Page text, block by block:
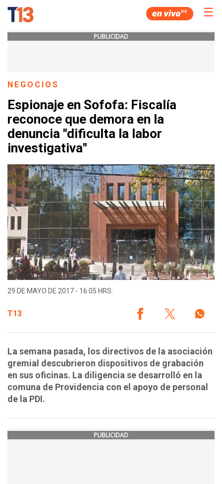
☰
PUBLICIDAD
NEGOCIOS
Espionaje en Sofofa: Fiscalía
reconoce que demora en la
denuncia "dificulta la labor
investigativa"
29 DE MAYO DE 2017 - 16:05 HRS.
T13
La semana pasada, los directivos de la asociación
gremial descubrieron dispositivos de grabación
en sus oficinas. La diligencia se desarrolló en la
comuna de Providencia con el apoyo de personal
de la PDI.
PUBLICIDAD